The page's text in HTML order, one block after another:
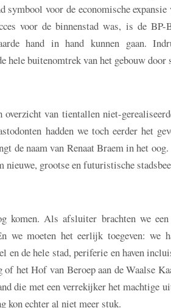
symbool voor de economische
voor de binnenstad was, is de
hand in hand kunnen gaan.
hele buitenomtrek van het gebouw
van tientallen niet-
hadden we toch eerder het
de naam van Renaat Braem in het
grootse en futuristische
komen. Als afsluiter brachten we een
we moeten het eerlijk toegeven: we
en de hele stad, periferie en haven
het Hof van Beroep aan de Waalse
die met een verrekijker het machtige
kon echter al niet meer stuk.